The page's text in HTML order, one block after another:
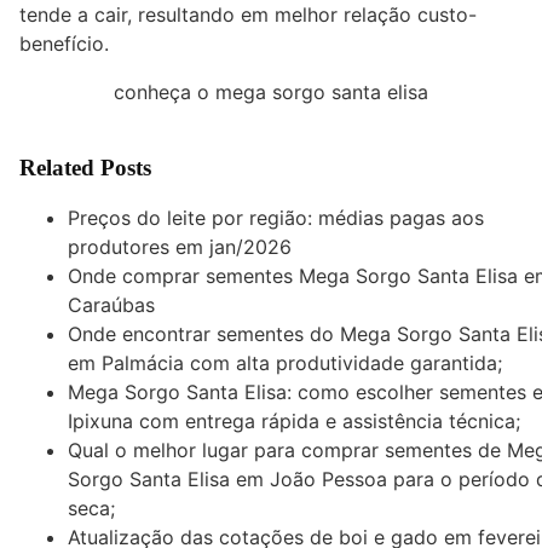
tende a cair, resultando em melhor relação custo-
benefício.
conheça o mega sorgo santa elisa
Related Posts
Preços do leite por região: médias pagas aos
produtores em jan/2026
Onde comprar sementes Mega Sorgo Santa Elisa
Caraúbas
Onde encontrar sementes do Mega Sorgo Santa
em Palmácia com alta produtividade garantida;
Mega Sorgo Santa Elisa: como escolher sementes
Ipixuna com entrega rápida e assistência técnica;
Qual o melhor lugar para comprar sementes de
Sorgo Santa Elisa em João Pessoa para o período
seca;
Atualização das cotações de boi e gado em